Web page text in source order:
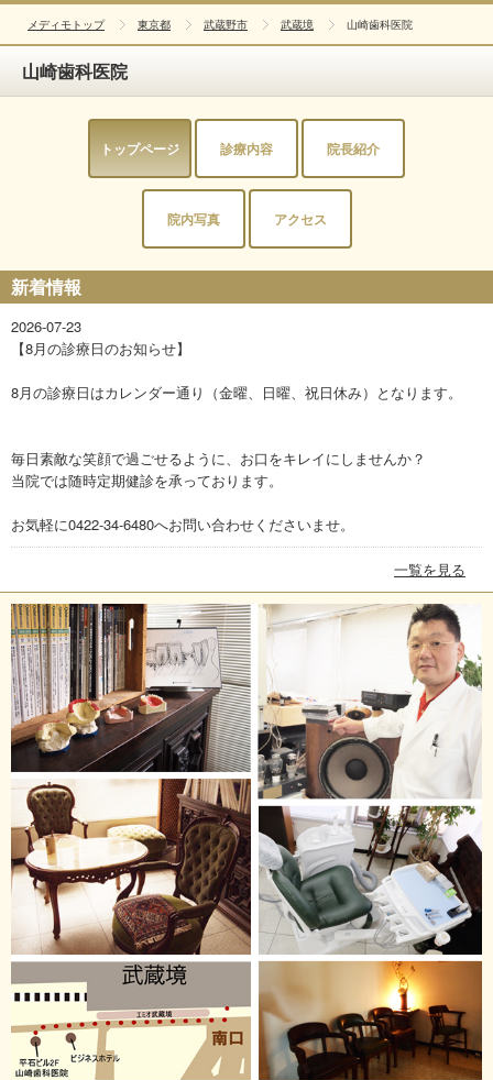
メディモトップ 東京都 武蔵野市 武蔵境 山崎歯科医院
山崎歯科医院
トップページ 診療内容 院長紹介
院内写真 アクセス
新着情報
2026-07-23
【8月の診療日のお知らせ】
8月の診療日はカレンダー通り（金曜、日曜、祝日休み）となります。
毎日素敵な笑顔で過ごせるように、お口をキレイにしませんか？
当院では随時定期健診を承っております。
お気軽に0422-34-6480へお問い合わせくださいませ。
一覧を見る